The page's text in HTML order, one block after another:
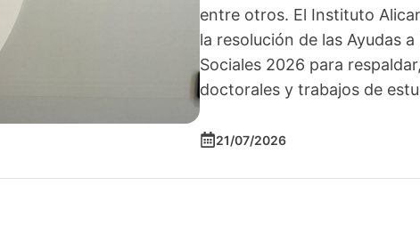
entre otros. El Instituto
la resolución de las Ayudas
Sociales 2026 para
doctorales y trabajos de
21/07/2026